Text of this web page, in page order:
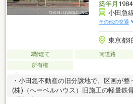
築年月
小田急
その他の交通
東京都
2階建て 南道路
所有権
・小田急不動産の旧分譲地で、区画が
(株)（へーベルハウス）旧施工の軽量鉄
1階部分をリフォームしております キ